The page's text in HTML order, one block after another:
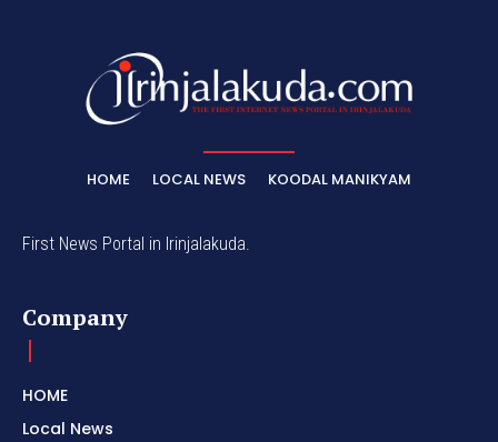
HOME LOCAL NEWS KOODAL MANIKYAM
First News Portal in Irinjalakuda.
Company
HOME
Local News